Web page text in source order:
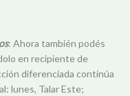
: Ahora también podés
en recipiente de
diferenciada continúa
lunes, Talar Este;